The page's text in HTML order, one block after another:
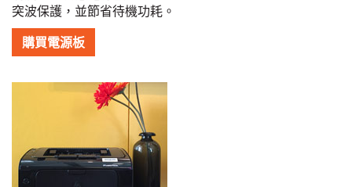
突波保護，並節省待機功耗。
購買電源板